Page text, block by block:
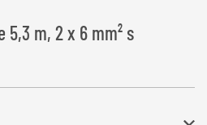
5,3 m, 2 x 6 mm² s